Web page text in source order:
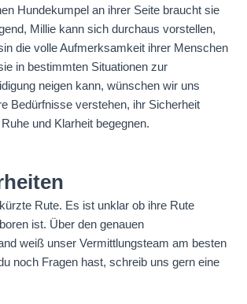
Hundekumpel an ihrer Seite braucht sie
Millie kann sich durchaus vorstellen,
die volle Aufmerksamkeit ihrer Menschen
in bestimmten Situationen zur
neigen kann, wünschen wir uns
Bedürfnisse verstehen, ihr Sicherheit
und Klarheit begegnen.
Rute. Es ist unklar ob ihre Rute
ist. Über den genauen
weiß unser Vermittlungsteam am besten
noch Fragen hast, schreib uns gern eine